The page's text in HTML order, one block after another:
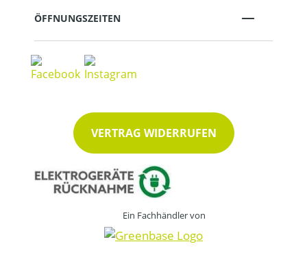
ÖFFNUNGSZEITEN
VERTRAG WIDERRUFEN
Ein Fachhändler von